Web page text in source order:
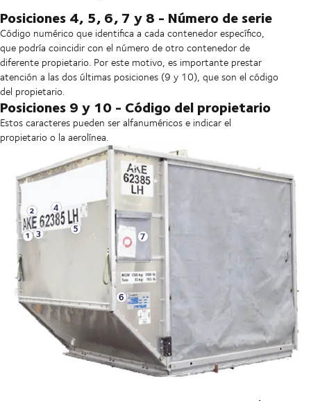
Posiciones 4, 5, 6, 7 y 8 - Número de serie
Código numérico que identifica a cada contenedor específico,
que podría coincidir con el número de otro contenedor de
diferente propietario. Por este motivo, es importante prestar
atención a las dos últimas posiciones (9 y 10), que son el código
del propietario.
Posiciones 9 y 10 - Código del propietario
Estos caracteres pueden ser alfanuméricos e indicar el
propietario o la aerolínea.